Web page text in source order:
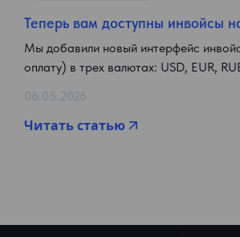
Теперь вам доступны инвойсы
Мы добавили новый интерфейс
оплату) в трех валютах: USD, EUR,
06.05.2026
Читать статью